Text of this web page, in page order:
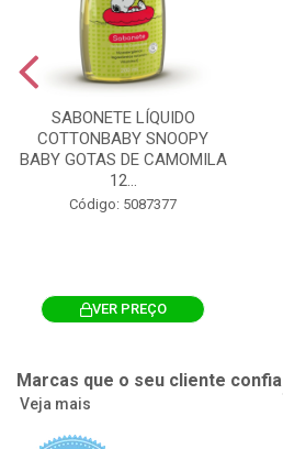
SABONETE LÍQUIDO
COTTONBABY SNOOPY
BABY GOTAS DE CAMOMILA
12...
Código: 5087377
VER PREÇO
Marcas que o seu cliente confia
Veja mais